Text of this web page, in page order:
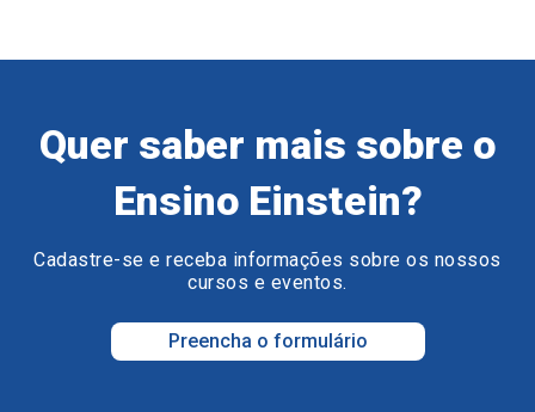
Quer saber mais sobre o
Ensino Einstein?
Cadastre-se e receba informações sobre os nossos
cursos e eventos.
Preencha o formulário